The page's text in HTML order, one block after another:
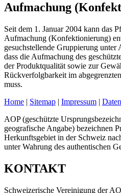
Aufmachung
Seit dem 1. Januar 2004 kann das
Aufmachung (Konfektionierung)
gesuchstellende Gruppierung unter
dass die Aufmachung des
der Produktqualität sowie zur
Rückverfolgbarkeit im
muss.
Home | Sitemap | Impressum |
AOP (geschützte
geografische Angabe) bezeichnen
Herkunftsgebiet in der Schweiz
unter Wahrung des authentischen
KONTAKT
Schweizerische Vereinigung der